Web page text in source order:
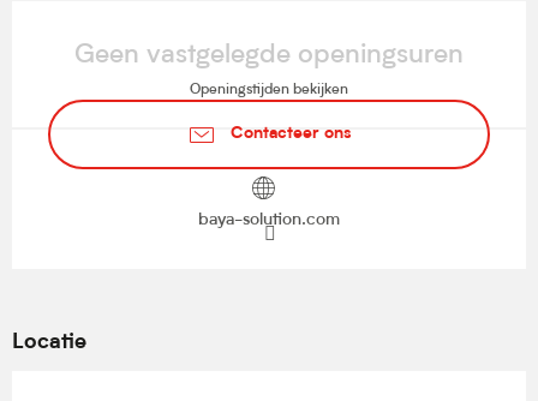
Geen vastgelegde openingsuren
Openingstijden bekijken
Contacteer ons
baya-solution.com
Locatie